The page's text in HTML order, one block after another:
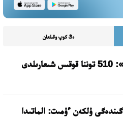
ەڭ كوپ وقىلعان
ۇلكەن ءۇمىت: الماتىدا